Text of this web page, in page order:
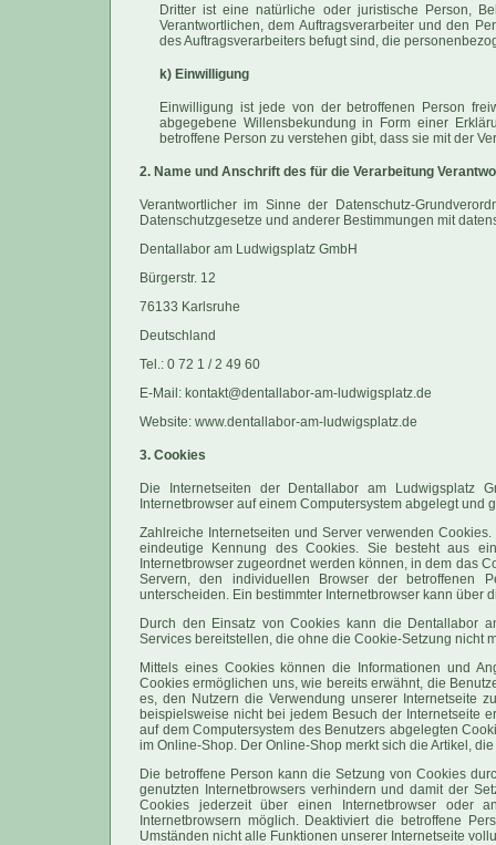
Dritter ist eine natürliche oder juristische Person,
Verantwortlichen, dem Auftragsverarbeiter und den
des Auftragsverarbeiters befugt sind, die
k) Einwilligung
Einwilligung ist jede von der betroffenen Person
abgegebene Willensbekundung in Form einer
betroffene Person zu verstehen gibt, dass sie mit der
2. Name und Anschrift des für die Verarbeitung
Verantwortlicher im Sinne der Datenschutz-
Datenschutzgesetze und anderer Bestimmungen mit
Dentallabor am Ludwigsplatz GmbH
Bürgerstr. 12
76133 Karlsruhe
Deutschland
Tel.: 0 72 1 / 2 49 60
E-Mail: kontakt@dentallabor-am-ludwigsplatz.de
Website: www.dentallabor-am-ludwigsplatz.de
3. Cookies
Die Internetseiten der Dentallabor am Ludwigsplatz
Internetbrowser auf einem Computersystem abgelegt und
Zahlreiche Internetseiten und Server verwenden
eindeutige Kennung des Cookies. Sie besteht aus
Internetbrowser zugeordnet werden können, in dem das
Servern, den individuellen Browser der betroffenen
unterscheiden. Ein bestimmter Internetbrowser kann
Durch den Einsatz von Cookies kann die Dentallabor
Services bereitstellen, die ohne die Cookie-Setzung nicht
Mittels eines Cookies können die Informationen und
Cookies ermöglichen uns, wie bereits erwähnt, die
es, den Nutzern die Verwendung unserer Internetseite
beispielsweise nicht bei jedem Besuch der Internetseite
auf dem Computersystem des Benutzers abgelegten
im Online-Shop. Der Online-Shop merkt sich die Artikel,
Die betroffene Person kann die Setzung von Cookies
genutzten Internetbrowsers verhindern und damit der
Cookies jederzeit über einen Internetbrowser oder
Internetbrowsern möglich. Deaktiviert die betroffene
Umständen nicht alle Funktionen unserer Internetseite